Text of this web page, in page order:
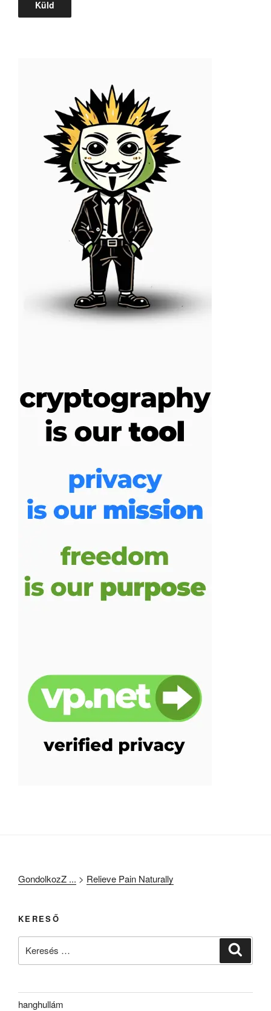
GondolkozZ ... > Relieve Pain Naturally
KERESŐ
hanghullám